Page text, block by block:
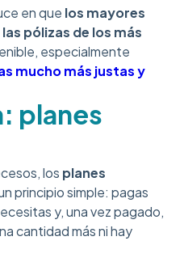
en que los mayores
pólizas de los más
especialmente
mucho más justas y
planes
los planes
principio simple: pagas
y, una vez pagado,
cantidad más ni hay